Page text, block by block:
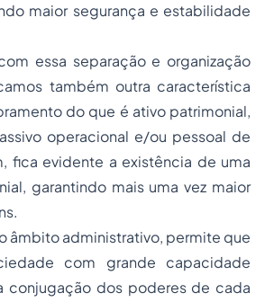
maior segurança e estabilidade
essa separação e organização
também outra característica
do que é ativo patrimonial,
operacional e/ou pessoal de
fica evidente a existência de uma
garantindo mais uma vez maior
âmbito administrativo, permite que
com grande capacidade
conjugação dos poderes de cada